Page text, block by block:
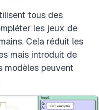
tous des
les jeux de
Cela réduit les
mais introduit de
modèles peuvent